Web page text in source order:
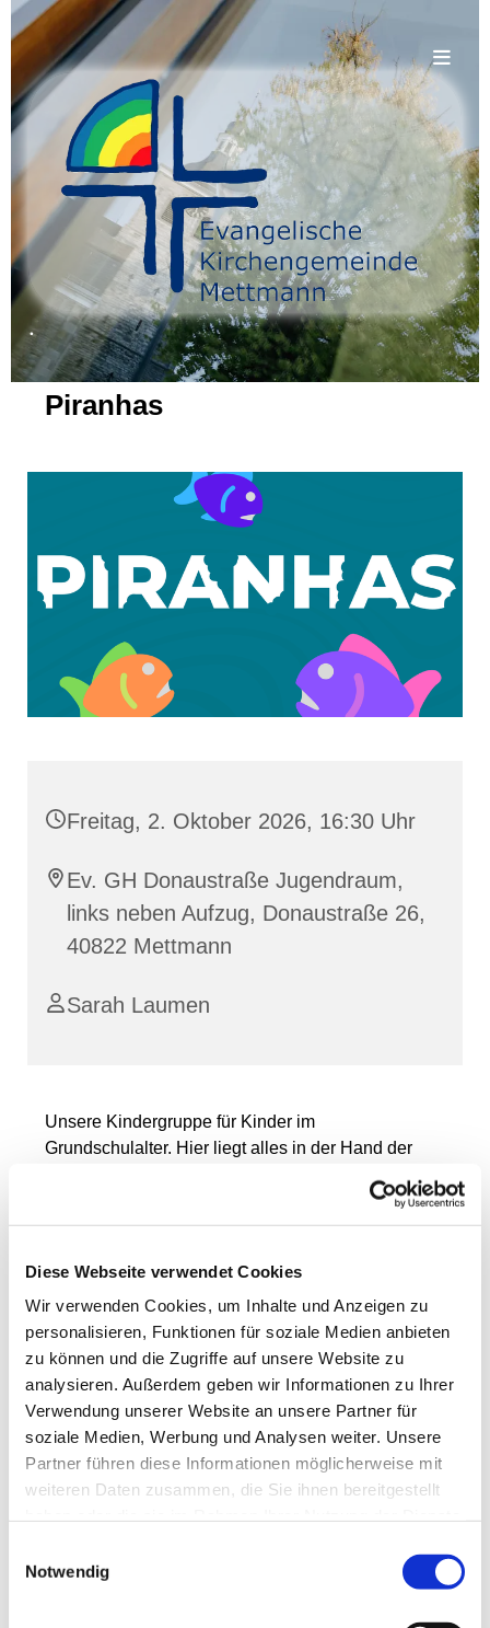
Diese Webseite verwendet Cookies
Wir verwenden Cookies, um Inhalte und Anzeigen zu
personalisieren, Funktionen für soziale Medien anbieten
zu können und die Zugriffe auf unsere Website zu
analysieren. Außerdem geben wir Informationen zu Ihrer
Verwendung unserer Website an unsere Partner für
soziale Medien, Werbung und Analysen weiter. Unsere
Partner führen diese Informationen möglicherweise mit
weiteren Daten zusammen, die Sie ihnen bereitgestellt
Notwendig
.
Piranhas
Freitag, 2. Oktober 2026, 16:30 Uhr
Ev. GH Donaustraße Jugendraum,
links neben Aufzug, Donaustraße 26,
40822 Mettmann
Sarah Laumen
Unsere Kindergruppe für Kinder im
Grundschulalter. Hier liegt alles in der Hand der
backen und noch vieles, vieles mehr. Wer Lust hat,
kann einfach vorbeikommen.